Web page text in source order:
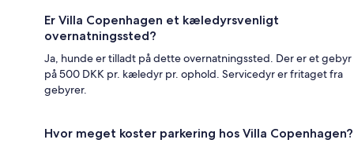
Er Villa Copenhagen et kæledyrsvenligt
overnatningssted?
Ja, hunde er tilladt på dette overnatningssted. Der er et gebyr
på 500 DKK pr. kæledyr pr. ophold. Servicedyr er fritaget fra
gebyrer.
Hvor meget koster parkering hos Villa Copenhagen?